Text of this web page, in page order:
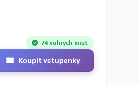
74 volných míst
Koupit vstupenky